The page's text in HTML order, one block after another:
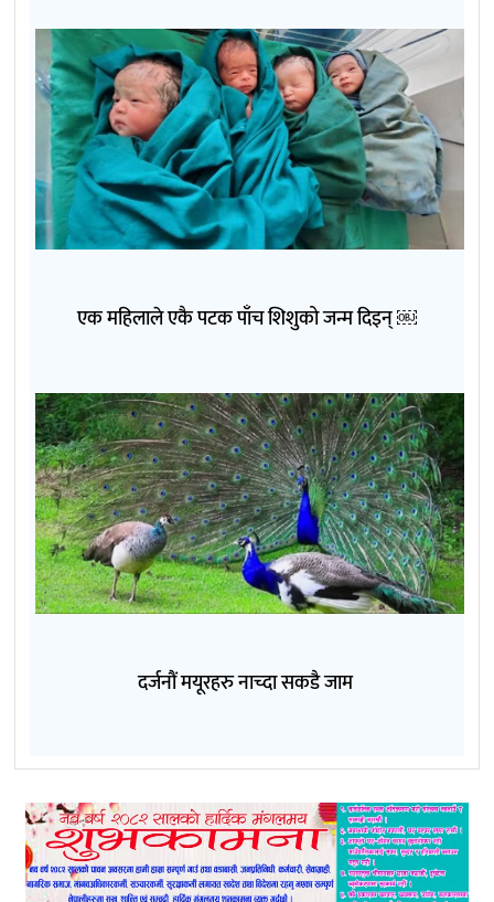
एक महिलाले एकै पटक पाँच शिशुको जन्म दिइन् ￼
दर्जनौं मयूरहरु नाच्दा सकडै जाम